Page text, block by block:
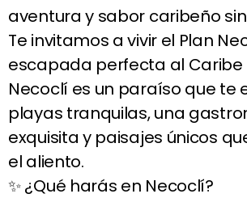
aventura y sabor caribeño
Te invitamos a vivir el Plan
escapada perfecta al Caribe
Necoclí es un paraíso que te
playas tranquilas, una
exquisita y paisajes únicos
el aliento.
✨ ¿Qué harás en Necoclí?